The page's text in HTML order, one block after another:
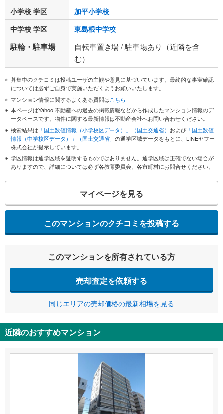
小学校 学区
加平小学校
中学校 学区
東島根中学校
駐輪・駐車場
自転車置き場 / 駐車場あり（近隣を含
む）
募集中のクチコミは投稿ユーザの主観や意見に基づいています。最終的な事実確認
については必ずご自身で実施いただくようお願いいたします。
マンション情報に関するよくある質問はこちら
本ページはYahoo!不動産への過去の掲載情報などから作成したマンション情報のデ
ータベースです。物件に関する最新情報は不動産会社へお問い合わせください。
検索結果は 「国土数値情報（小学校区データ）」（国土交通省） および 「国土数値
情報（中学校区データ）」（国土交通省） の通学区域データをもとに、LINEヤフー
株式会社が提示しています。
学区情報は通学区域を証明するものではありません。通学区域は正確でない場合が
ありますので、詳細については必ず各教育委員会、各市町村にお問合せください。
マイページを見る
このマンションのクチコミを投稿する
このマンションを所有されている方
売却査定を依頼する
同じエリアの売却価格の最新相場を見る
近隣のおすすめマンション